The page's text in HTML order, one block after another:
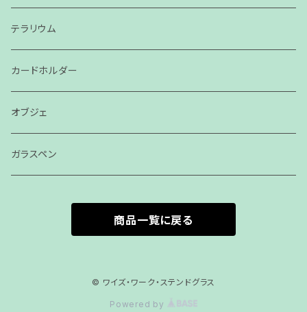
テラリウム
カードホルダー
オブジェ
ガラスペン
商品一覧に戻る
© ワイズ・ワーク・ステンドグラス
Powered by